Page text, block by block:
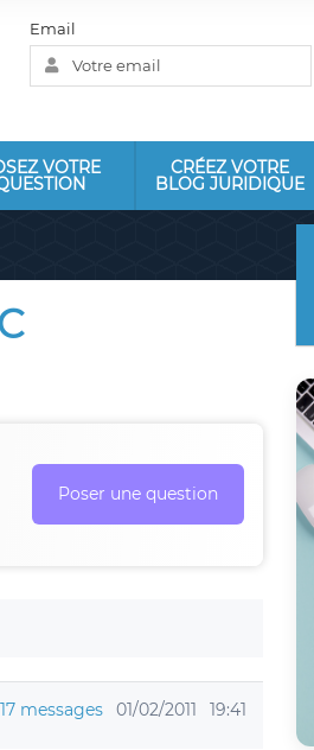
Email
VOTRE CRÉEZ VOTRE
BLOG JURIDIQUE
Poser une question
17 messages 01/02/2011 19:41